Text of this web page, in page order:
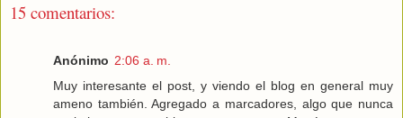
15 comentarios:
Anónimo 2:06 a. m.
Muy interesante el post, y viendo el blog en general muy
ameno también. Agregado a marcadores, algo que nunca